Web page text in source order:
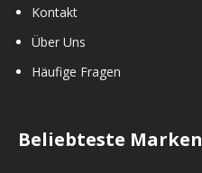
Kontakt
Über Uns
Häufige Fragen
Beliebteste Marken